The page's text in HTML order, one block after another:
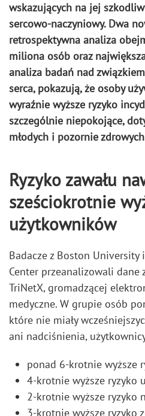
wskazujących na jej
sercowo-naczyniowy. Dwa
retrospektywna analiza
miliona osób oraz
analiza badań nad
serca, pokazują, że osoby
wyraźnie wyższe ryzyko
szczególnie niepokojące,
młodych i pozornie
Ryzyko zawału
sześciokrotnie
użytkowników
Badacze z Boston
Center przeanalizowali dane
TriNetX, gromadzącej
medyczne. W grupie osób
które nie miały
ani nadciśnienia,
ponad 6-krotnie wyższe
4-krotnie wyższe ryzyko
2-krotnie wyższe ryzyko
3-krotnie wyższe ryzyko